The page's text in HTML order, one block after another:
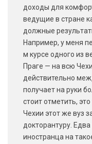
доходы для
ведущие в стране
должные
Например, у меня
м курсе одного из
Праге — на всю
действительно
получает на руки
стоит отметить,
Чехии этот же вуз
докторантуру.
иностранца на